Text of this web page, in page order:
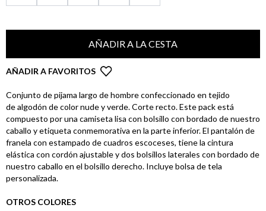
AÑADIR A LA CESTA
AÑADIR A FAVORITOS
Conjunto de pijama largo de hombre confeccionado en tejido
de algodón de color nude y verde. Corte recto. Este pack está
compuesto por una camiseta lisa con bolsillo con bordado de nuestro
caballo y etiqueta conmemorativa en la parte inferior. El pantalón de
franela con estampado de cuadros escoceses, tiene la cintura
elástica con cordón ajustable y dos bolsillos laterales con bordado de
nuestro caballo en el bolsillo derecho. Incluye bolsa de tela
personalizada.
OTROS COLORES